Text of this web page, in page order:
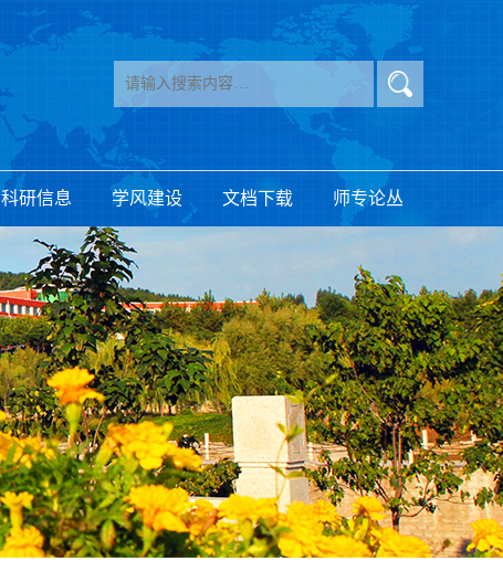
科研信息 学风建设 文档下载 师专论丛